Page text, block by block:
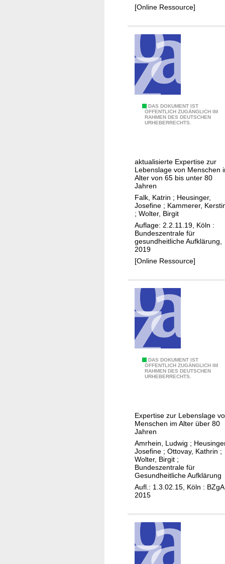
[Online Ressource]
DAS DOKUMENT IST
ÖFFENTLICH ZUGÄNGLICH IM
RAHMEN DES DEUTSCHEN
URHEBERRECHTS.
e
n
s
c
h
e
n
I
I
aktualisierte Expertise zur
Lebenslage von Menschen
Alter von 65 bis unter 80
Jahren
Falk, Katrin ; Heusinger,
Josefine ; Kammerer,
; Wolter, Birgit
Auflage: 2.2.11.19, Köln :
Bundeszentrale für
gesundheitliche Aufklärung,
2019
[Online Ressource]
DAS DOKUMENT IST
ÖFFENTLICH ZUGÄNGLICH IM
RAHMEN DES DEUTSCHEN
URHEBERRECHTS.
c
h
a
l
t
r
i
n
Expertise zur Lebenslage
Menschen im Alter über 80
Jahren
Amrhein, Ludwig ;
Josefine ; Ottovay, Kathrin ;
Wolter, Birgit ;
Bundeszentrale für
Gesundheitliche Aufklärung
Aufl.: 1.3.02.15, Köln :
2015